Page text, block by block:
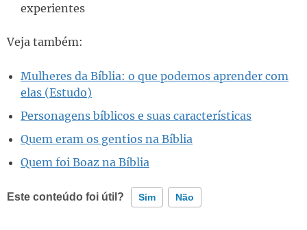
experientes
Veja também:
Mulheres da Bíblia: o que podemos aprender com
elas (Estudo)
Personagens bíblicos e suas características
Quem eram os gentios na Bíblia
Quem foi Boaz na Bíblia
Este conteúdo foi útil? Sim Não